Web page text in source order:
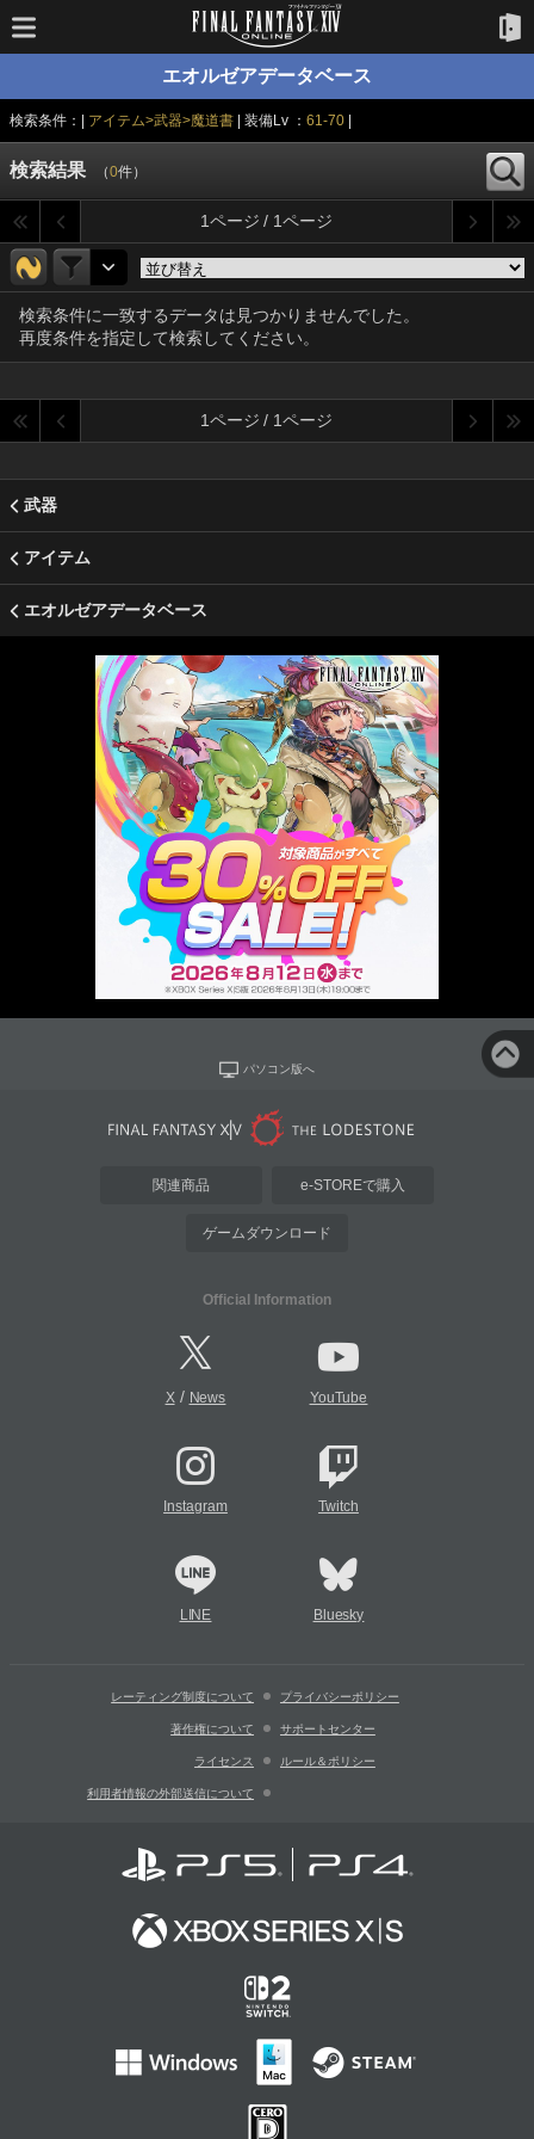
エオルゼアデータベース
検索条件：| アイテム>武器>魔道書 | 装備Lv ： 61-70|
検索結果 （0件）
1ページ / 1ページ
検索条件に一致するデータは見つかりませんでした。
再度条件を指定して検索してください。
1ページ / 1ページ
武器
アイテム
エオルゼアデータベース
パソコン版へ
関連商品 e-STOREで購入
ゲームダウンロード
Official Information
X/ News YouTube
Instagram Twitch
LINE Bluesky
レーティング制度について プライバシーポリシー
著作権について サポートセンター
ライセンス ルール＆ポリシー
利用者情報の外部送信について